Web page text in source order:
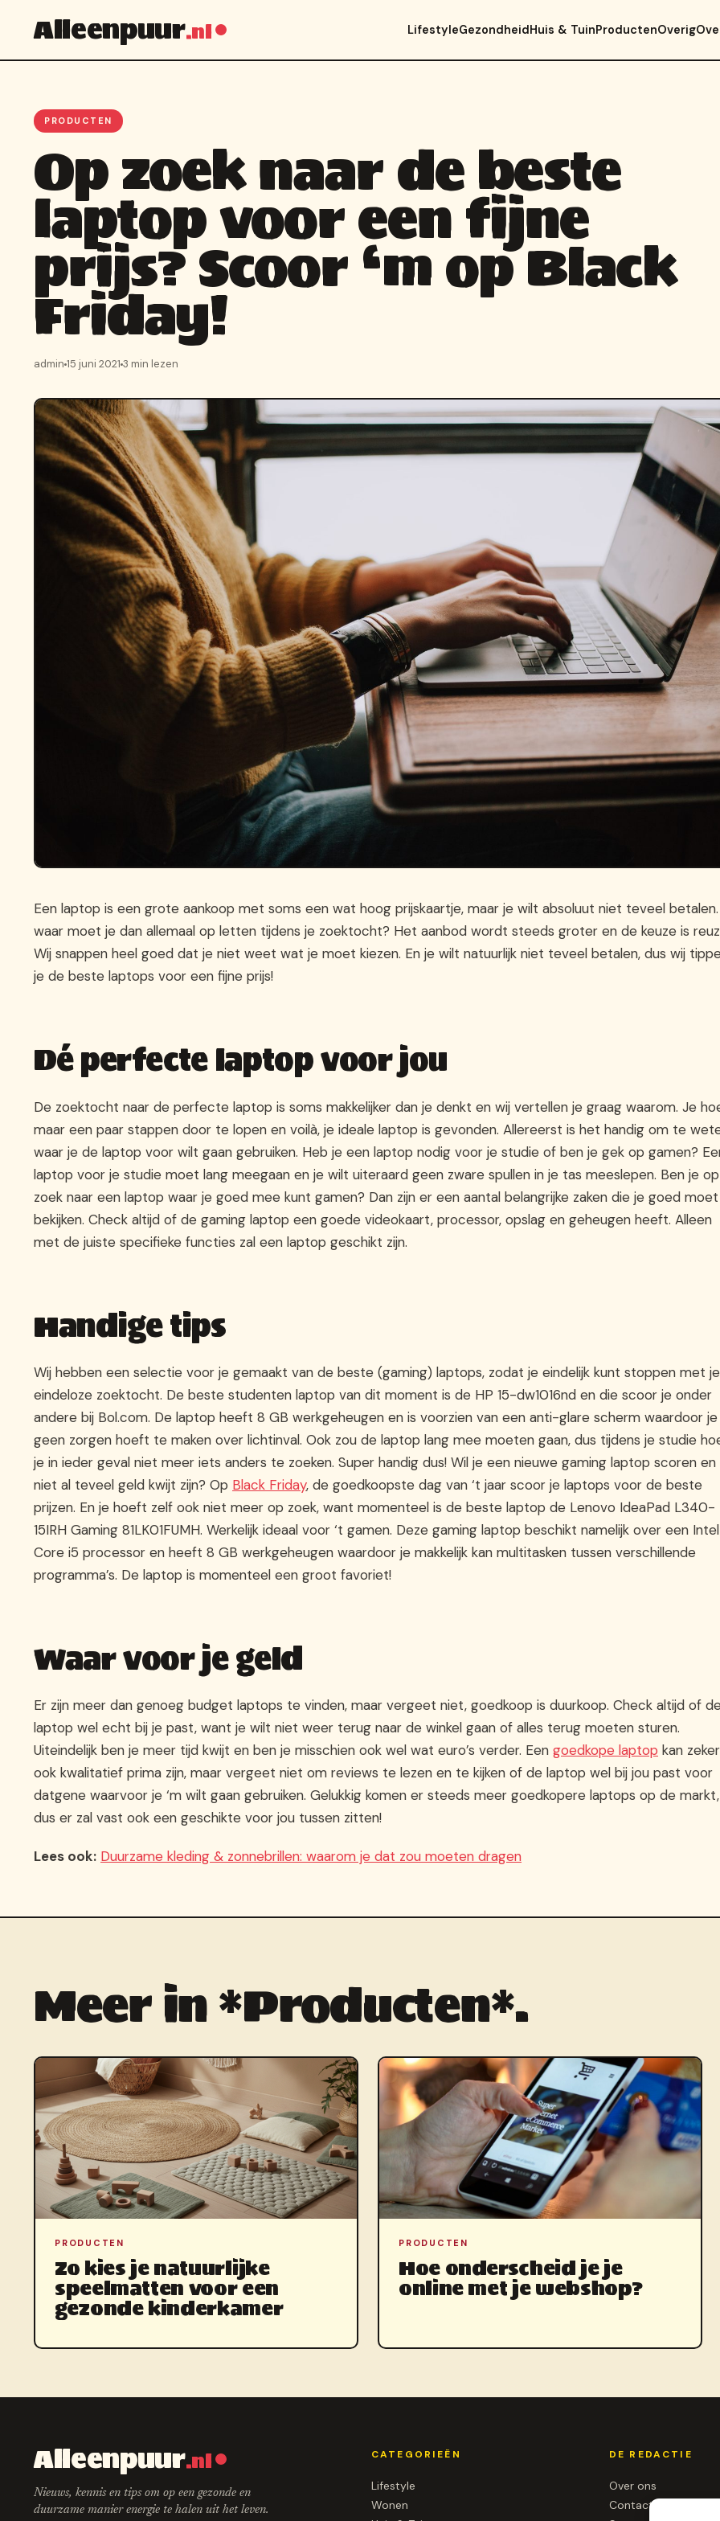
Alleenpuur.nl LifestyleGezondheidHuis & TuinProductenOverig
PRODUCTEN
Op zoek naar de beste
laptop voor een fijne
prijs? Scoor ‘m op Black
Friday!
admin 15 juni 2021 3 min lezen
Een laptop is een grote aankoop met soms een wat hoog prijskaartje, maar je wilt absoluut niet teveel betalen.
waar moet je dan allemaal op letten tijdens je zoektocht? Het aanbod wordt steeds groter en de keuze is
Wij snappen heel goed dat je niet weet wat je moet kiezen. En je wilt natuurlijk niet teveel betalen, dus wij
je de beste laptops voor een fijne prijs!
Dé perfecte laptop voor jou
De zoektocht naar de perfecte laptop is soms makkelijker dan je denkt en wij vertellen je graag waarom. Je
maar een paar stappen door te lopen en voilà, je ideale laptop is gevonden. Allereerst is het handig om te
waar je de laptop voor wilt gaan gebruiken. Heb je een laptop nodig voor je studie of ben je gek op gamen?
laptop voor je studie moet lang meegaan en je wilt uiteraard geen zware spullen in je tas meeslepen. Ben je op
zoek naar een laptop waar je goed mee kunt gamen? Dan zijn er een aantal belangrijke zaken die je goed moet
bekijken. Check altijd of de gaming laptop een goede videokaart, processor, opslag en geheugen heeft. Alleen
met de juiste specifieke functies zal een laptop geschikt zijn.
Handige tips
Wij hebben een selectie voor je gemaakt van de beste (gaming) laptops, zodat je eindelijk kunt stoppen met je
eindeloze zoektocht. De beste studenten laptop van dit moment is de HP 15-dw1016nd en die scoor je onder
andere bij Bol.com. De laptop heeft 8 GB werkgeheugen en is voorzien van een anti-glare scherm waardoor
geen zorgen hoeft te maken over lichtinval. Ook zou de laptop lang mee moeten gaan, dus tijdens je studie
je in ieder geval niet meer iets anders te zoeken. Super handig dus! Wil je een nieuwe gaming laptop scoren en
niet al teveel geld kwijt zijn? Op Black Friday, de goedkoopste dag van ‘t jaar scoor je laptops voor de beste
prijzen. En je hoeft zelf ook niet meer op zoek, want momenteel is de beste laptop de Lenovo IdeaPad L340-
15IRH Gaming 81LK01FUMH. Werkelijk ideaal voor ‘t gamen. Deze gaming laptop beschikt namelijk over een Intel
Core i5 processor en heeft 8 GB werkgeheugen waardoor je makkelijk kan multitasken tussen verschillende
programma’s. De laptop is momenteel een groot favoriet!
Waar voor je geld
Er zijn meer dan genoeg budget laptops te vinden, maar vergeet niet, goedkoop is duurkoop. Check altijd of
laptop wel echt bij je past, want je wilt niet weer terug naar de winkel gaan of alles terug moeten sturen.
Uiteindelijk ben je meer tijd kwijt en ben je misschien ook wel wat euro’s verder. Een goedkope laptop kan zeker
ook kwalitatief prima zijn, maar vergeet niet om reviews te lezen en te kijken of de laptop wel bij jou past voor
datgene waarvoor je ‘m wilt gaan gebruiken. Gelukkig komen er steeds meer goedkopere laptops op de markt,
dus er zal vast ook een geschikte voor jou tussen zitten!
Lees ook: Duurzame kleding & zonnebrillen: waarom je dat zou moeten dragen
Meer in *Producten*.
PRODUCTEN
Zo kies je natuurlijke
speelmatten voor een
gezonde kinderkamer
PRODUCTEN
Hoe onderscheid je je
online met je webshop?
Alleenpuur.nl
Nieuws, kennis en tips om op een gezonde en
duurzame manier energie te halen uit het leven.
CATEGORIEËN
Lifestyle
Wonen
DE REDACTIE
Over ons
Contact